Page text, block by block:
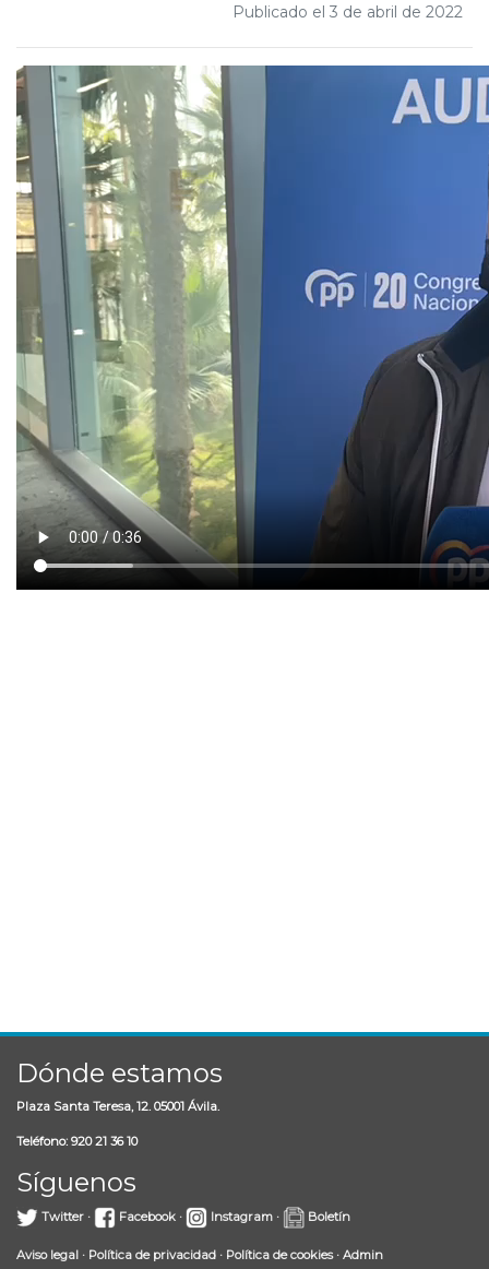
Publicado el 3 de abril de 2022
Dónde estamos
Plaza Santa Teresa, 12. 05001 Ávila.
Teléfono: 920 21 36 10
Síguenos
Twitter · Facebook · Instagram · Boletín
Aviso legal · Política de privacidad · Política de cookies· Admin